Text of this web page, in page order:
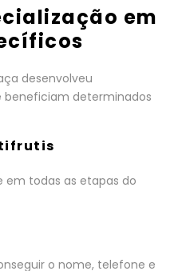
em
desenvolveu
beneficiam determinados
em todas as etapas do
o nome, telefone e